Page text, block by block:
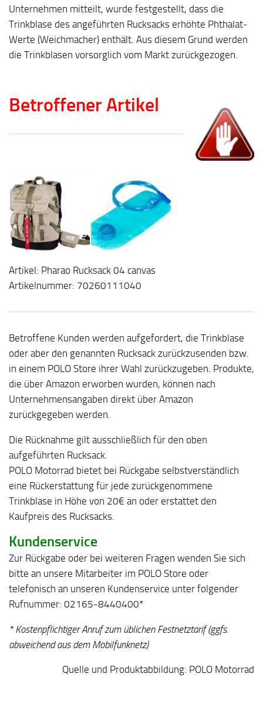
Unternehmen mitteilt, wurde festgestellt, dass die
Trinkblase des angeführten Rucksacks erhöhte Phthalat-
Werte (Weichmacher) enthält. Aus diesem Grund werden
die Trinkblasen vorsorglich vom Markt zurückgezogen.
Betroffener Artikel
Artikel: Pharao Rucksack 04 canvas
Artikelnummer: 70260111040
Betroffene Kunden werden aufgefordert, die Trinkblase
oder aber den genannten Rucksack zurückzusenden bzw.
in einem POLO Store ihrer Wahl zurückzugeben. Produkte,
die über Amazon erworben wurden, können nach
Unternehmensangaben direkt über Amazon
zurückgegeben werden.
Die Rücknahme gilt ausschließlich für den oben
aufgeführten Rucksack.
POLO Motorrad bietet bei Rückgabe selbstverständlich
eine Rückerstattung für jede zurückgenommene
Trinkblase in Höhe von 20€ an oder erstattet den
Kaufpreis des Rucksacks.
Kundenservice
Zur Rückgabe oder bei weiteren Fragen wenden Sie sich
bitte an unsere Mitarbeiter im POLO Store oder
telefonisch an unseren Kundenservice unter folgender
Rufnummer: 02165-8440400*
* Kostenpflichtiger Anruf zum üblichen Festnetztarif (ggfs.
abweichend aus dem Mobilfunknetz)
Quelle und Produktabbildung: POLO Motorrad